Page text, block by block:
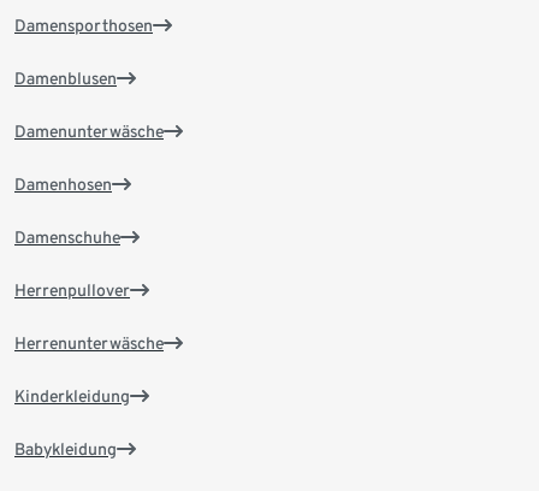
Damensporthosen
Damenblusen
Damenunterwäsche
Damenhosen
Damenschuhe
Herrenpullover
Herrenunterwäsche
Kinderkleidung
Babykleidung